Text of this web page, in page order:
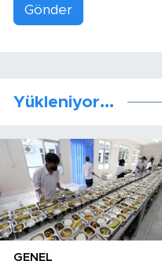
Gönder
Yükleniyor...
GENEL